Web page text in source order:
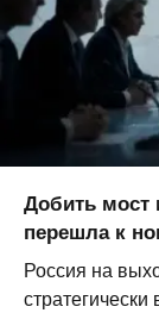
Добить мост
перешла к
Россия на